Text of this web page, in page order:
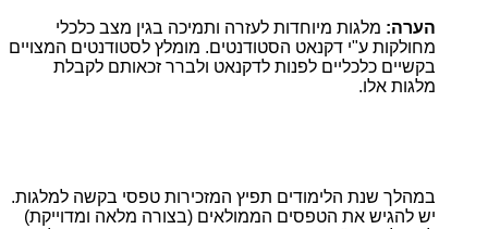
הערה: מלגות מיוחדות לעזרה ותמיכה בגין מצב כלכלי
מחולקות ע"י דקנאט הסטודנטים. מומלץ לסטודנטים המצויים
בקשיים כלכליים לפנות לדקנאט ולברר זכאותם לקבלת
מלגות אלו.
במהלך שנת הלימודים תפיץ המזכירות טפסי בקשה למלגות.
יש להגיש את הטפסים הממולאים (בצורה מלאה ומדוייקת)